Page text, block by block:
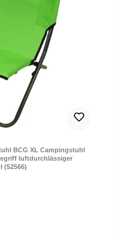
BCG XL Campingstuhl
luftdurchlässiger
(52566)